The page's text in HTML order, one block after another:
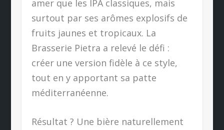
amer que les IPA classiques, mais
surtout par ses arômes explosifs de
fruits jaunes et tropicaux. La
Brasserie Pietra a relevé le défi :
créer une version fidèle à ce style,
tout en y apportant sa patte
méditerranéenne.
Résultat ? Une bière naturellement